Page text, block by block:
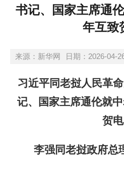
书记、国家主席通
年互致
来源：新华网 日期：2026-04-
习近平同老挝人民革
记、国家主席通伦就
贺电
李强同老挝政府总